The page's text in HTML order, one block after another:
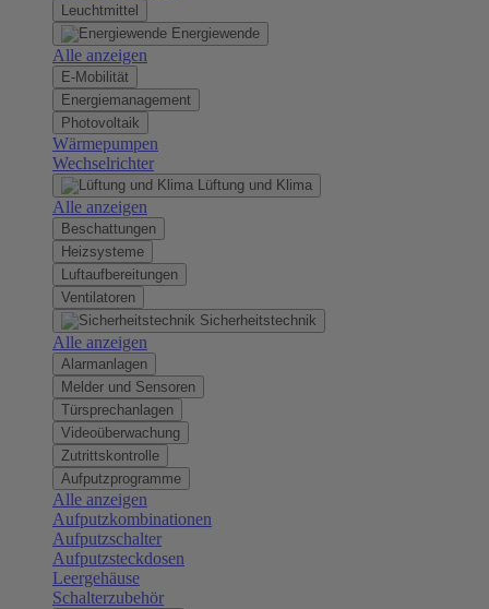
Leuchtmittel
Energiewende
Alle anzeigen
E-Mobilität
Energiemanagement
Photovoltaik
Wärmepumpen
Wechselrichter
Lüftung und Klima
Alle anzeigen
Beschattungen
Heizsysteme
Luftaufbereitungen
Ventilatoren
Sicherheitstechnik
Alle anzeigen
Alarmanlagen
Melder und Sensoren
Türsprechanlagen
Videoüberwachung
Zutrittskontrolle
Aufputzprogramme
Alle anzeigen
Aufputzkombinationen
Aufputzschalter
Aufputzsteckdosen
Leergehäuse
Schalterzubehör